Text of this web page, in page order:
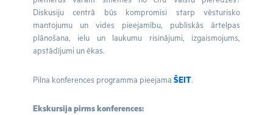
Diskusiju centrā būs kompromisi starp vēsturisko
mantojumu un vides pieejamību, publiskās ārtelpas
plānošana, ielu un laukumu risinājumi, izgaismojums,
apstādījumi un ēkas.
Pilna konferences programma pieejama ŠEIT.
Ekskursija pirms konferences: